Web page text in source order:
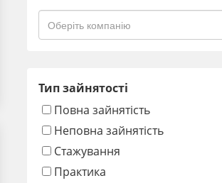
Оберіть компанію
Тип зайнятості
Повна зайнятість
Неповна зайнятість
Стажування
Практика